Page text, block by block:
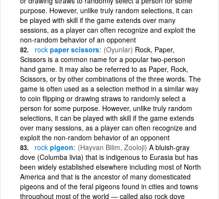
purpose. However, unlike truly random selections, it can
be played with skill if the game extends over many
sessions, as a player can often recognize and exploit the
non-random behavior of an opponent
rock paper scissors (Oyunlar) Rock, Paper,
Scissors is a common name for a popular two-person
hand game. It may also be referred to as Paper, Rock,
Scissors, or by other combinations of the three words. The
game is often used as a selection method in a similar way
to coin flipping or drawing straws to randomly select a
person for some purpose. However, unlike truly random
selections, it can be played with skill if the game extends
over many sessions, as a player can often recognize and
exploit the non-random behavior of an opponent
rock pigeon (Hayvan Bilim, Zooloji) A bluish-gray
dove (Columba livia) that is indigenous to Eurasia but has
been widely established elsewhere including most of North
America and that is the ancestor of many domesticated
pigeons and of the feral pigeons found in cities and towns
throughout most of the world ― called also rock dove